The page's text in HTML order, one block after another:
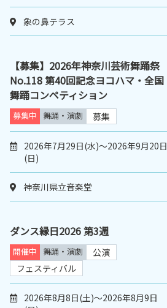
象の鼻テラス
【募集】2026年神奈川芸術舞踊祭
No.118 第40回記念ヨコハマ・全国
舞踊コンペティション
募集中 舞踊・演劇 募集
2026年7月29日(水)～2026年9月20日
(日)
神奈川県立音楽堂
ダンス縁日2026 第3週
開催中 舞踊・演劇
公演
フェスティバル
2026年8月8日(土)～2026年8月9日